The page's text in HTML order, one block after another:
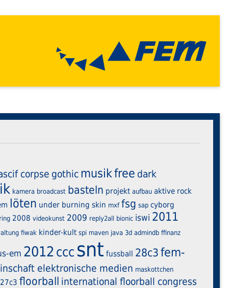
corpse gothic musikfree dark
kamera broadcast basteln projekt aufbau aktive rock
löten under burning skin mxf fsg sap cyborg
2008 videokunst 2009 reply2all bionic iswi 2011
fiwak kinder-kult spi maven java 3d admindb ffinanz
em 2012 ccc snt fussball 28c3 fem-
elektronische medien maskottchen
27c3 floorball international floorball congress